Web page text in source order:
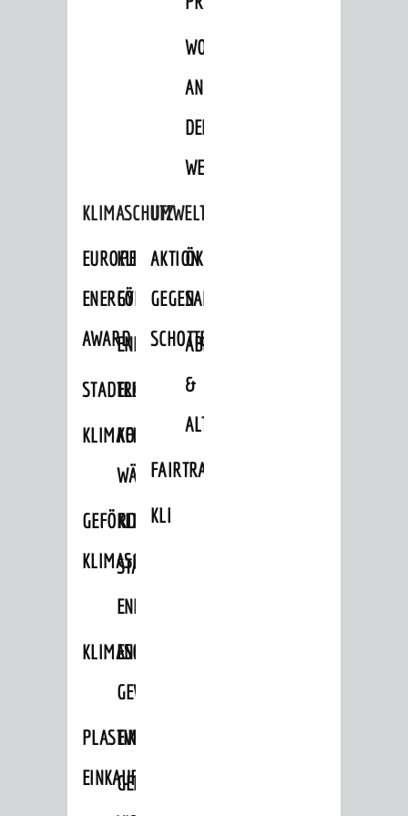
WOHNBEBAUUNG
AN
DER
WEINBERGSTRASSE
KLIMASCHUTZ
EUROPEAN
ENERGY
AWARD
KLIMASCHUTZ-
FÖRDERPROGRAMME
ENERGIEBERATUNG
STADTRADELN
ELEKTROMOBILITÄTSBERATUNG
KLIMAFITKOMMUNALE
WÄRMEPLANUNG
GEFÖRDERTE
KLIMASCHUTZMASSNAHMEN
KLIMASCHUTZKONZEPT
STÄDTISCHES
ENERGIEMANAGEMENT
KLIMASCHUTZKOMMISSION
ENERGIEKARAWANE
GEWERBE
PLASTIKTÜTENFREIE
EINKAUFSSTADT
EVENTS
GEMEINSAME
UMWELTSCHUTZ
AKTION
GEGEN
SCHOTTERGÄRTEN
ÖKOLOGISCHE
SANIERUNG/WAIDSEE
ABFALL
&
ALTLASTEN
FAIRTRADE
KLEIDERTAUSCHBÖRSE